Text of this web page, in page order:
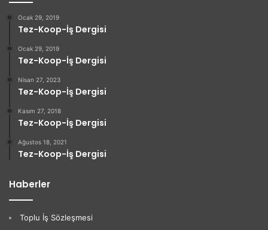
Ocak 29, 2019
Tez-Koop-İş Dergisi
Ocak 29, 2019
Tez-Koop-İş Dergisi
Nisan 27, 2023
Tez-Koop-İş Dergisi
Kasım 27, 2018
Tez-Koop-İş Dergisi
Ağustos 18, 2021
Tez-Koop-İş Dergisi
Haberler
Toplu İş Sözleşmesi